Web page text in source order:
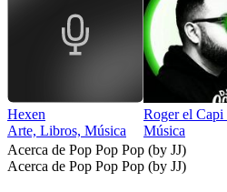
Hexen
Arte, Libros, Música
Roger el Capi
Música
Acerca de Pop Pop Pop (by JJ)
Acerca de Pop Pop Pop (by JJ)